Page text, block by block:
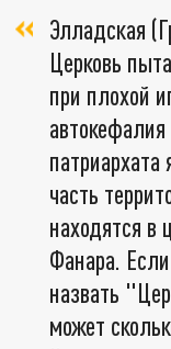
Элладская
Церковь
при плохой
патриархата
часть
находятся в
Фанара.
назвать
может